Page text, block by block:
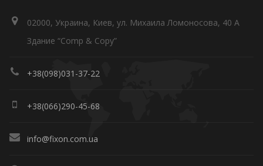
02000, Украина, Киев, ул. Михаила Ломоносова, 40 А
Здание “Comp & Copy”
+38(098)031-37-22
+38(066)290-45-68
info@fixon.com.ua